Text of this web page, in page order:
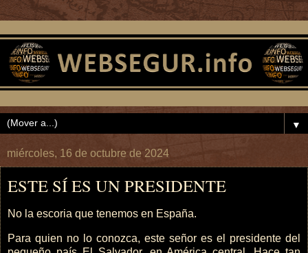
▼
miércoles, 16 de octubre de 2024
ESTE SÍ ES UN PRESIDENTE
No la escoria que tenemos en España.
Para quien no lo conozca, este señor es el presidente del